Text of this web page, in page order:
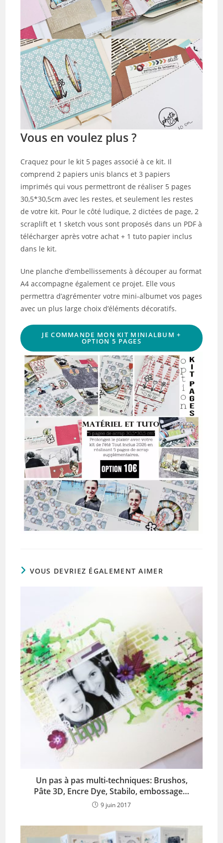
Vous en voulez plus ?
Craquez pour le kit 5 pages associé à ce kit. Il
comprend 2 papiers unis blancs et 3 papiers
imprimés qui vous permettront de réaliser 5 pages
30,5*30,5cm avec les restes, et seulement les restes
de votre kit. Pour le côté ludique, 2 dictées de page, 2
scraplift et 1 sketch vous sont proposés dans un PDF à
télécharger après votre achat + 1 tuto papier inclus
dans le kit.
Une planche d’embellissements à découper au format
A4 accompagne également ce projet. Elle vous
permettra d’agrémenter votre mini-albumet vos pages
avec un plus large choix d’éléments décoratifs.
JE COMMANDE MON KIT MINIALBUM +
OPTION 5 PAGES
VOUS DEVRIEZ ÉGALEMENT AIMER
Un pas à pas multi-techniques: Brushos,
Pâte 3D, Encre Dye, Stabilo, embossage…
9 juin 2017